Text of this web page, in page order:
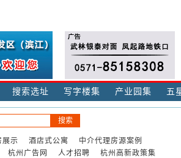
搜索选址 写字楼集 产业园集 五
展示 酒店式公寓
中介代理房源案例
杭州广告网 人才招聘
杭州高新政策集